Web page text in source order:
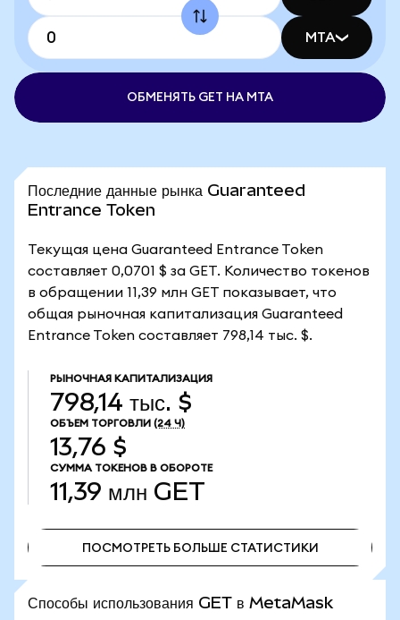
MTA
ОБМЕНЯТЬ GET НА MTA
Последние данные рынка Guaranteed
Entrance Token
Текущая цена Guaranteed Entrance Token
составляет 0,0701 $ за GET. Количество токенов
в обращении 11,39 млн GET показывает, что
общая рыночная капитализация Guaranteed
Entrance Token составляет 798,14 тыс. $.
РЫНОЧНАЯ КАПИТАЛИЗАЦИЯ
798,14 тыс. $
ОБЪЕМ ТОРГОВЛИ (24 Ч)
13,76 $
СУММА ТОКЕНОВ В ОБОРОТЕ
11,39 млн GET
ПОСМОТРЕТЬ БОЛЬШЕ СТАТИСТИКИ
Способы использования GET в MetaMask